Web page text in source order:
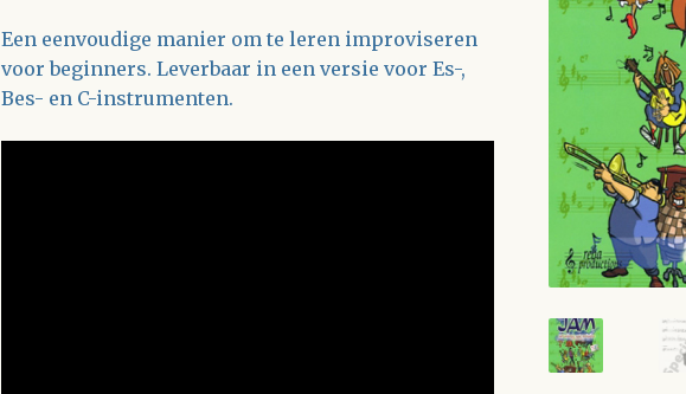
Een eenvoudige manier om te leren improviseren
voor beginners. Leverbaar in een versie voor Es-,
Bes- en C-instrumenten.